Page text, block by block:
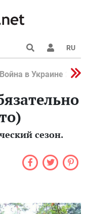
RU
Война в Украине 2022
сезон.